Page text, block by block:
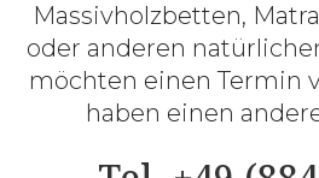
Massivholzbetten,
oder anderen
möchten einen Termin
haben einen